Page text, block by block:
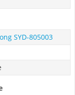
SYD-805003